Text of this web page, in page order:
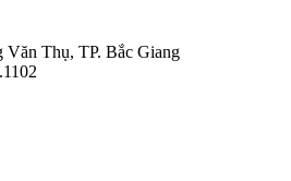
Thụ, TP. Bắc Giang